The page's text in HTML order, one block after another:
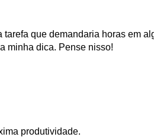
tarefa que demandaria horas em
minha dica. Pense nisso!
produtividade.